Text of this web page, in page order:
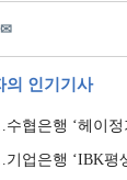
✉
의 인기기사
이정기예금’ [이주의 은
평생한가족통장’ [이주의